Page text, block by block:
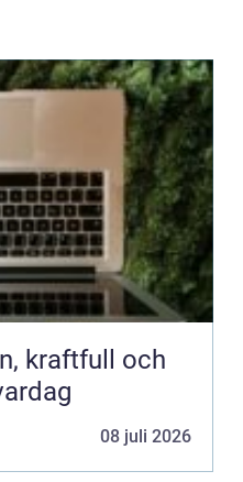
kraftfull och
08 juli 2026